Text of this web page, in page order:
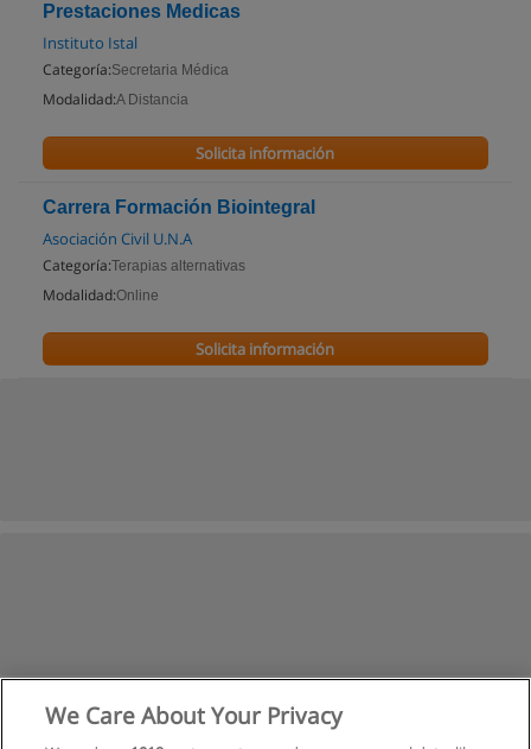
Prestaciones Medicas
Instituto Istal
Categoría:Secretaria Médica
Modalidad:A Distancia
Solicita información
Carrera Formación Biointegral
Asociación Civil U.N.A
Categoría:Terapias alternativas
Modalidad:Online
Solicita información
We Care About Your Privacy